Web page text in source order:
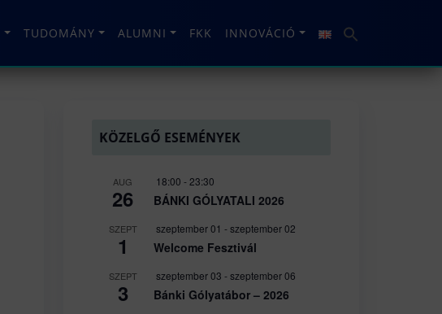
TUDOMÁNY ALUMNI FKK INNOVÁCIÓ
KÖZELGŐ ESEMÉNYEK
AUG
26
18:00 - 23:30
BÁNKI GÓLYATALI 2026
SZEPT
1
szeptember 01 -szeptember 02
Welcome Fesztivál
SZEPT
3
szeptember 03 -szeptember 06
Bánki Gólyatábor – 2026